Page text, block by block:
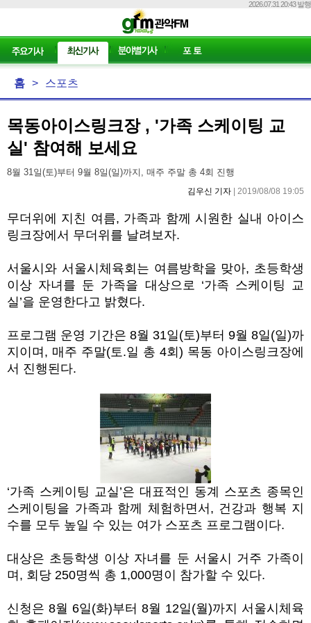
2026.07.31 20:43 발행
홈 > 스포츠
목동아이스링크장 , '가족 스케이팅 교
실' 참여해 보세요
8월 31일(토)부터 9월 8일(일)까지, 매주 주말 총 4회 진행
김우신 기자 | 2019/08/08 19:05
무더위에 지친 여름, 가족과 함께 시원한 실내 아이스
링크장에서 무더위를 날려보자.
서울시와 서울시체육회는 여름방학을 맞아, 초등학생
이상 자녀를 둔 가족을 대상으로 ‘가족 스케이팅 교
실’을 운영한다고 밝혔다.
프로그램 운영 기간은 8월 31일(토)부터 9월 8일(일)까
지이며, 매주 주말(토.일 총 4회) 목동 아이스링크장에
서 진행된다.
‘가족 스케이팅 교실’은 대표적인 동계 스포츠 종목인
스케이팅을 가족과 함께 체험하면서, 건강과 행복 지
수를 모두 높일 수 있는 여가 스포츠 프로그램이다.
대상은 초등학생 이상 자녀를 둔 서울시 거주 가족이
며, 회당 250명씩 총 1,000명이 참가할 수 있다.
신청은 8월 6일(화)부터 8월 12일(월)까지 서울시체육